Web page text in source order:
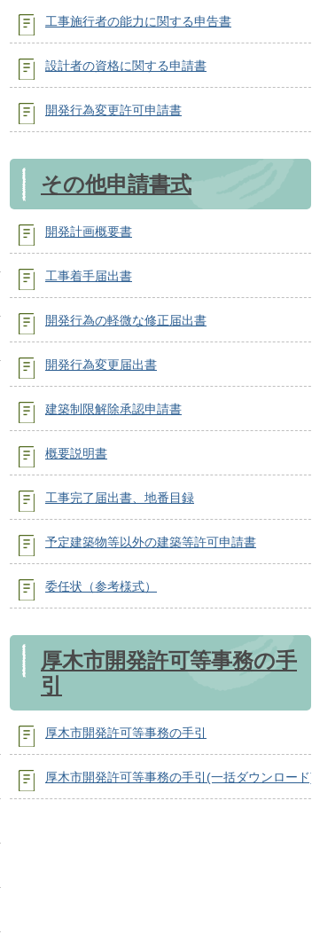
工事施行者の能力に関する申告書
設計者の資格に関する申請書
開発行為変更許可申請書
その他申請書式
開発計画概要書
工事着手届出書
開発行為の軽微な修正届出書
開発行為変更届出書
建築制限解除承認申請書
概要説明書
工事完了届出書、地番目録
予定建築物等以外の建築等許可申請書
委任状（参考様式）
厚木市開発許可等事務の手
引
厚木市開発許可等事務の手引
厚木市開発許可等事務の手引(一括ダウンロード)